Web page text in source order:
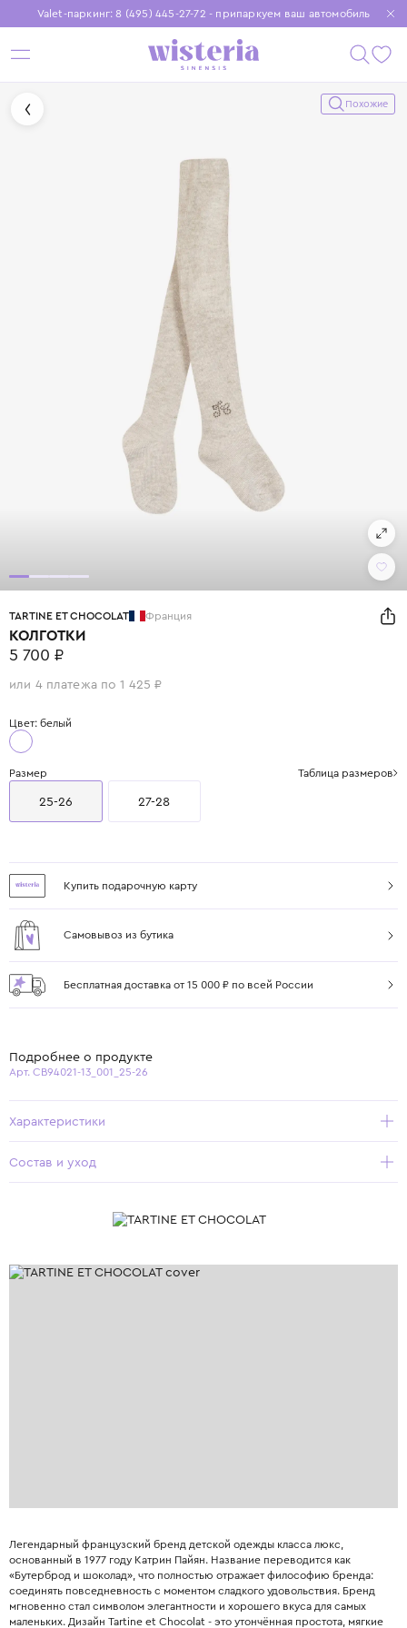
Valet-паркинг: 8 (495) 445-27-72 - припаркуем ваш автомобиль
Бесплатная доставка при заказе от 15 000 ₽
Установите приложение, чтобы покупки были еще удобнее
Похожие
TARTINE ET CHOCOLAT Франция
КОЛГОТКИ
5 700 ₽
или 4 платежа по 1 425 ₽
Цвет: белый
Размер Таблица размеров
25-26 27-28
Купить подарочную карту
Самовывоз из бутика
Бесплатная доставка от 15 000 ₽ по всей России
Подробнее о продукте
Арт. CB94021-13_001_25-26
Характеристики
Состав и уход
Легендарный французский бренд детской одежды класса люкс,
основанный в 1977 году Катрин Пайян. Название переводится как
«Бутерброд и шоколад», что полностью отражает философию бренда:
соединять повседневность с моментом сладкого удовольствия. Бренд
мгновенно стал символом элегантности и хорошего вкуса для самых
маленьких. Дизайн Tartine et Chocolat - это утончённая простота, мягкие